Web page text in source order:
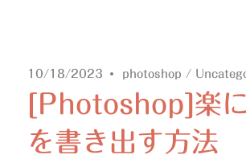
10/18/2023 photoshop /
[Photoshop]楽
を書き出す方法